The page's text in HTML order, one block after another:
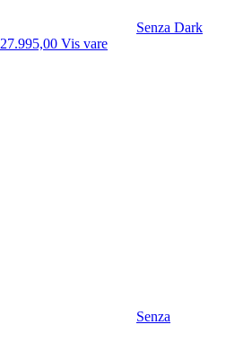
Senza Dark
27.995,00 Vis vare
Senza